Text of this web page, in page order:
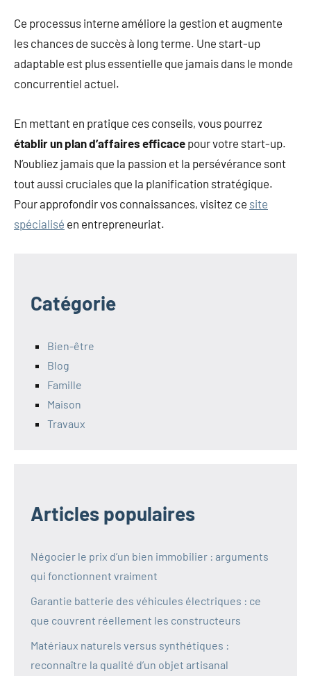
Ce processus interne améliore la gestion et augmente
les chances de succès à long terme. Une start-up
adaptable est plus essentielle que jamais dans le monde
concurrentiel actuel.
En mettant en pratique ces conseils, vous pourrez
établir un plan d’affaires efficace pour votre start-up.
N’oubliez jamais que la passion et la persévérance sont
tout aussi cruciales que la planification stratégique.
Pour approfondir vos connaissances, visitez ce site
spécialisé en entrepreneuriat.
Catégorie
Bien-être
Blog
Famille
Maison
Travaux
Articles populaires
Négocier le prix d’un bien immobilier : arguments
qui fonctionnent vraiment
Garantie batterie des véhicules électriques : ce
que couvrent réellement les constructeurs
Matériaux naturels versus synthétiques :
reconnaître la qualité d’un objet artisanal